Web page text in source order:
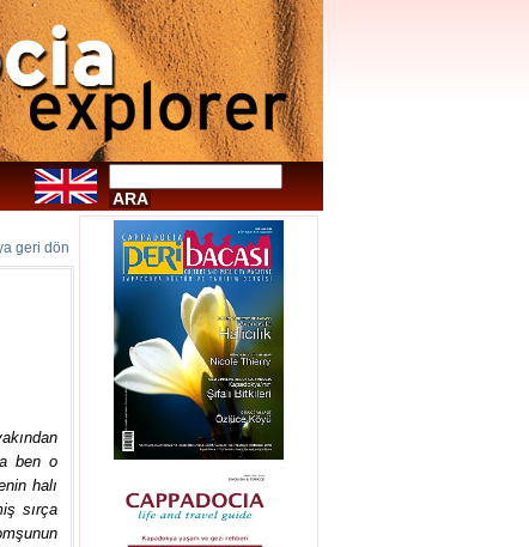
geri dön
ben o
halı
sırça